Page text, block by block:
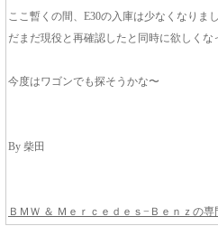
ここ暫くの間、E30の入庫は少なくなりま
だまだ現役と再確認したと同時に欲しくな
今度はワゴンでも探そうかな〜
By 柴田
ＢＭＷ ＆ Ｍｅｒｃｅｄｅｓ−Ｂｅｎｚの